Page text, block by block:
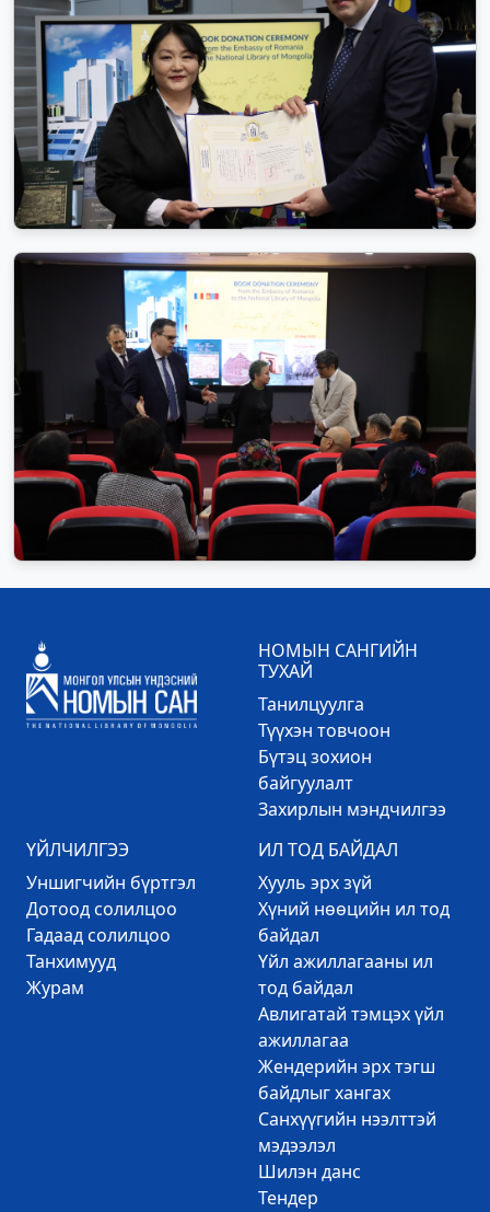
НОМЫН САНГИЙН
ТУХАЙ
Танилцуулга
Түүхэн товчоон
Бүтэц зохион
байгуулалт
Захирлын мэндчилгээ
ҮЙЛЧИЛГЭЭ
Уншигчийн бүртгэл
Дотоод солилцоо
Гадаад солилцоо
Танхимууд
Журам
ИЛ ТОД БАЙДАЛ
Хууль эрх зүй
Хүний нөөцийн ил тод
байдал
Үйл ажиллагааны ил
тод байдал
Авлигатай тэмцэх үйл
ажиллагаа
Жендерийн эрх тэгш
байдлыг хангах
Санхүүгийн нээлттэй
мэдээлэл
Шилэн данс
Тендер